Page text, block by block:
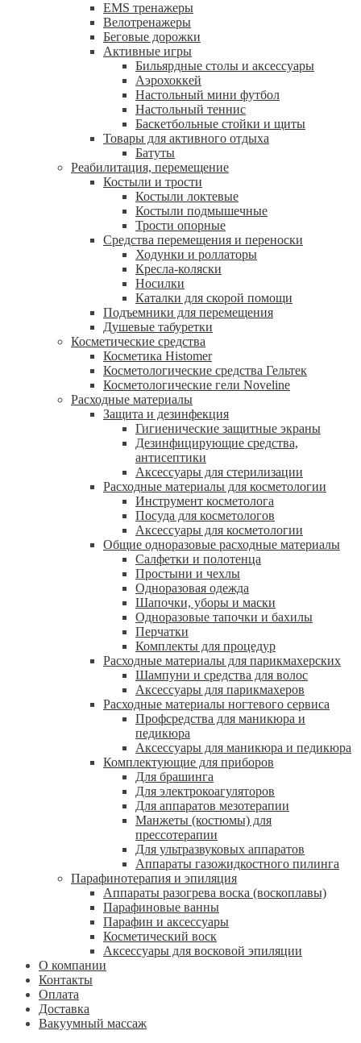
EMS тренажеры
Велотренажеры
Беговые дорожки
Активные игры
Бильярдные столы и аксессуары
Аэрохоккей
Настольный мини футбол
Настольный теннис
Баскетбольные стойки и щиты
Товары для активного отдыха
Батуты
Реабилитация, перемещение
Костыли и трости
Костыли локтевые
Костыли подмышечные
Трости опорные
Средства перемещения и переноски
Ходунки и роллаторы
Кресла-коляски
Носилки
Каталки для скорой помощи
Подъемники для перемещения
Душевые табуретки
Косметические средства
Косметика Histomer
Косметологические средства Гельтек
Косметологические гели Noveline
Расходные материалы
Защита и дезинфекция
Гигиенические защитные экраны
Дезинфицирующие средства,
антисептики
Аксессуары для стерилизации
Расходные материалы для косметологии
Инструмент косметолога
Посуда для косметологов
Аксессуары для косметологии
Общие одноразовые расходные материалы
Салфетки и полотенца
Простыни и чехлы
Одноразовая одежда
Шапочки, уборы и маски
Одноразовые тапочки и бахилы
Перчатки
Комплекты для процедур
Расходные материалы для парикмахерских
Шампуни и средства для волос
Аксессуары для парикмахеров
Расходные материалы ногтевого сервиса
Профсредства для маникюра и
педикюра
Аксессуары для маникюра и педикюра
Комплектующие для приборов
Для брашинга
Для электрокоагуляторов
Для аппаратов мезотерапии
Манжеты (костюмы) для
прессотерапии
Для ультразвуковых аппаратов
Аппараты газожидкостного пилинга
Парафинотерапия и эпиляция
Аппараты разогрева воска (воскоплавы)
Парафиновые ванны
Парафин и аксессуары
Косметический воск
Аксессуары для восковой эпиляции
О компании
Контакты
Оплата
Доставка
Вакуумный массаж